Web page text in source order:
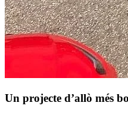
Un projecte d’allò més